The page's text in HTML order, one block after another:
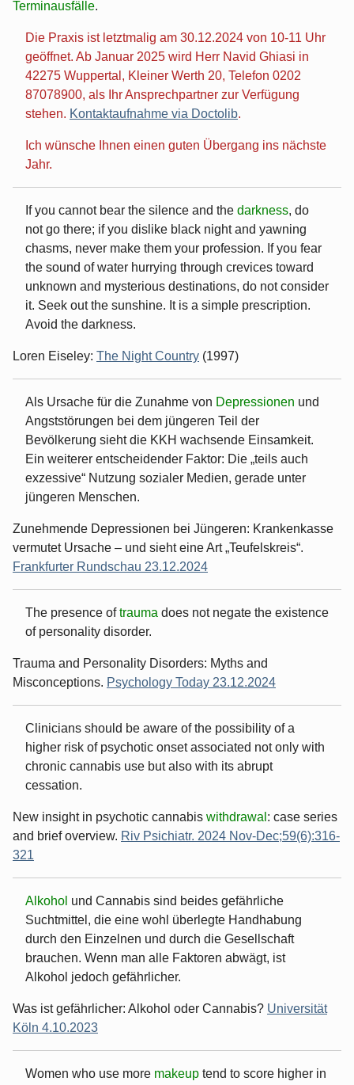
Terminausfälle.
Die Praxis ist letztmalig am 30.12.2024 von 10-11 Uhr
geöffnet. Ab Januar 2025 wird Herr Navid Ghiasi in
42275 Wuppertal, Kleiner Werth 20, Telefon 0202
87078900, als Ihr Ansprechpartner zur Verfügung
stehen. Kontaktaufnahme via Doctolib.
Ich wünsche Ihnen einen guten Übergang ins nächste
Jahr.
If you cannot bear the silence and the darkness, do
not go there; if you dislike black night and yawning
chasms, never make them your profession. If you fear
the sound of water hurrying through crevices toward
unknown and mysterious destinations, do not consider
it. Seek out the sunshine. It is a simple prescription.
Avoid the darkness.
Loren Eiseley: The Night Country (1997)
Als Ursache für die Zunahme von Depressionen und
Angststörungen bei dem jüngeren Teil der
Bevölkerung sieht die KKH wachsende Einsamkeit.
Ein weiterer entscheidender Faktor: Die „teils auch
exzessive“ Nutzung sozialer Medien, gerade unter
jüngeren Menschen.
Zunehmende Depressionen bei Jüngeren: Krankenkasse
vermutet Ursache – und sieht eine Art „Teufelskreis“.
Frankfurter Rundschau 23.12.2024
The presence oftrauma does not negate the existence
of personality disorder.
Trauma and Personality Disorders: Myths and
Misconceptions. Psychology Today 23.12.2024
Clinicians should be aware of the possibility of a
higher risk of psychotic onset associated not only with
chronic cannabis use but also with its abrupt
cessation.
New insight in psychotic cannabis withdrawal : case series
and brief overview. Riv Psichiatr. 2024 Nov-Dec;59(6):316-
321
Alkohol und Cannabis sind beides gefährliche
Suchtmittel, die eine wohl überlegte Handhabung
durch den Einzelnen und durch die Gesellschaft
brauchen. Wenn man alle Faktoren abwägt, ist
Alkohol jedoch gefährlicher.
Was ist gefährlicher: Alkohol oder Cannabis? Universität
Köln 4.10.2023
Women who use more makeup tend to score higher in